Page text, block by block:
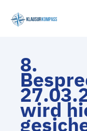
Inhalt
8.
wird